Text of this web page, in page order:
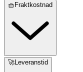
🧺Fraktkostnad
🚀Leveranstid